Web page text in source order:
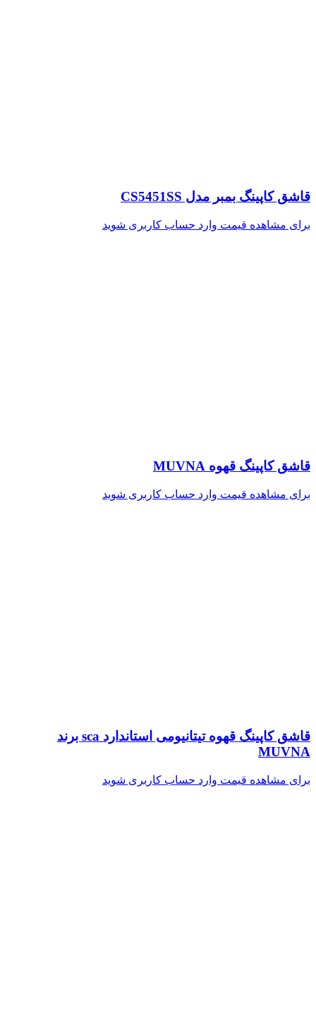
قاشق کاپینگ بمبر مدل CS5451SS
برای مشاهده قیمت وارد حساب کاربری شوید
قاشق کاپینگ قهوه MUVNA
برای مشاهده قیمت وارد حساب کاربری شوید
قاشق کاپینگ قهوه تیتانیومی استاندارد sca برند
MUVNA
برای مشاهده قیمت وارد حساب کاربری شوید